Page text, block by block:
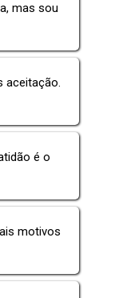
mas sou
aceitação.
é o
motivos